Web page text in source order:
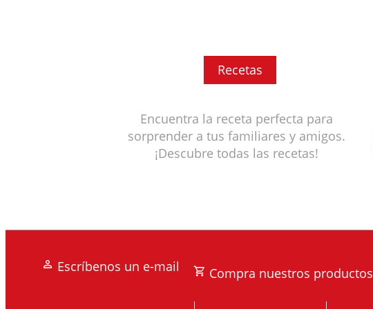
Recetas
Encuentra la receta perfecta para
sorprender a tus familiares y amigos.
¡Descubre todas las recetas!
Escríbenos un e-mail Compra nuestros productos